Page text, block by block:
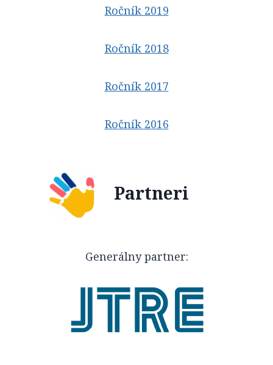
Ročník 2019
Ročník 2018
Ročník 2017
Ročník 2016
Partneri
Generálny partner: